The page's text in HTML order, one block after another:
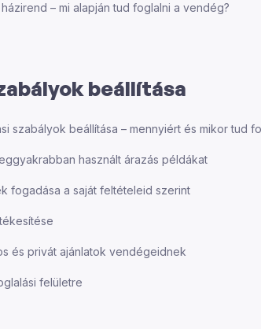
– mi alapján tud foglalni a vendég?
beállítása
szabályok beállítása – mennyiért és mikor tud
használt árazás példákat
fogadása a saját feltételeid szerint
és privát ajánlatok vendégeidnek
felületre